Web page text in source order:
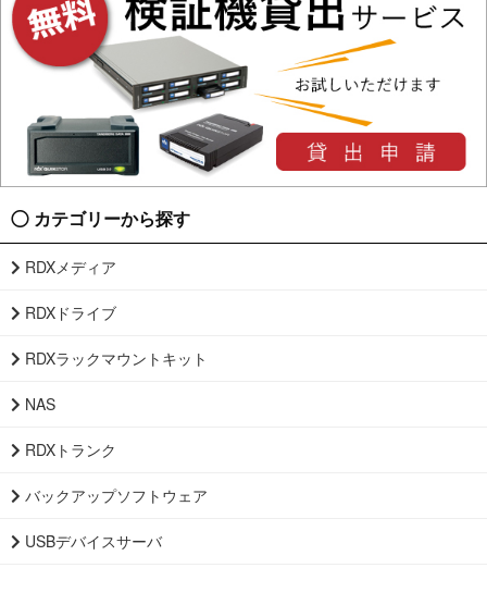
カテゴリーから探す
RDXメディア
RDXドライブ
RDXラックマウントキット
NAS
RDXトランク
バックアップソフトウェア
USBデバイスサーバ